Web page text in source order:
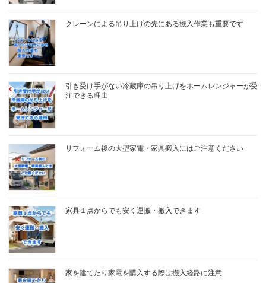
クレーンによる吊り上げの先にある搬入作業も重要です
引き受け手がない冷蔵庫の吊り上げをホームレンジャーが受
注できる理由
リフォーム後の大型家電・家具搬入にはご注意ください
家具１点からでも安く運搬・搬入できます
家を建てたり家電を購入する際は搬入経路に注意